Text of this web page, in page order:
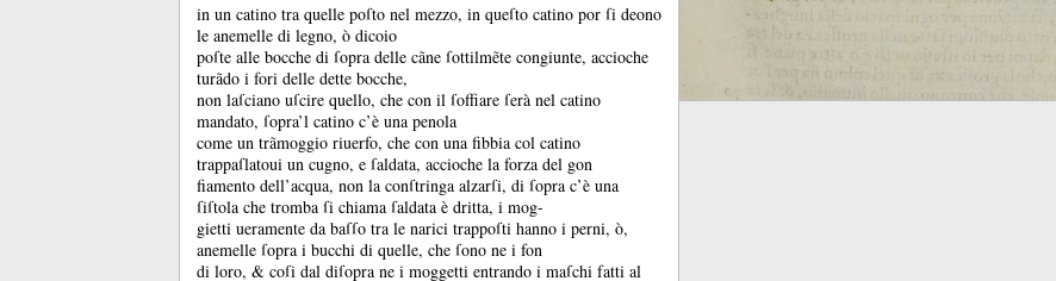
in un catino tra quelle poſto nel mezzo, in queſto catino por ſi deono
le anemelle di legno, ò dicoio
poſte alle bocche di ſopra delle cãne ſottilmẽte congiunte, accioche
turãdo i fori delle dette bocche,
non laſciano uſcire quello, che con il ſoffiare ſerà nel catino
mandato, ſopra’l catino c’è una penola
come un trãmoggio riuerfo, che con una fibbia col catino
trappaſlatoui un cugno, e ſaldata, accioche la forza del gon
fiamento dell’acqua, non la conſtringa alzarſi, di ſopra c’è una
ſiſtola che tromba ſi chiama ſaldata è dritta, i mog-
gietti ueramente da baſſo tra le narici trappoſti hanno i perni, ò,
anemelle ſopra i bucchi di quelle, che ſono ne i fon
di loro, & coſi dal diſopra ne i moggetti entrando i maſchi fatti al